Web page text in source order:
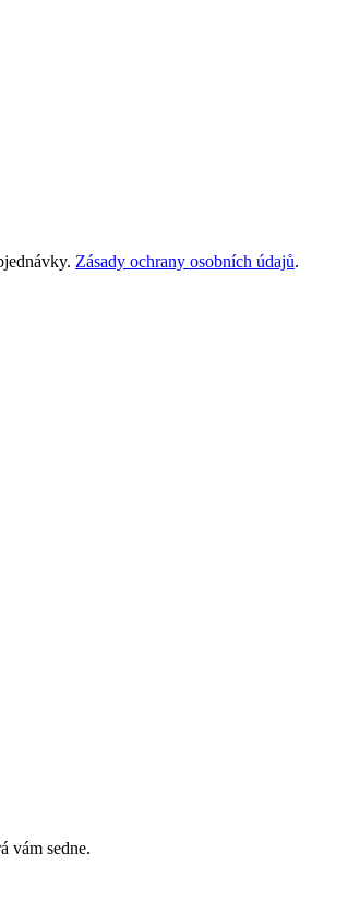
Zásady ochrany osobních údajů.
vám sedne.